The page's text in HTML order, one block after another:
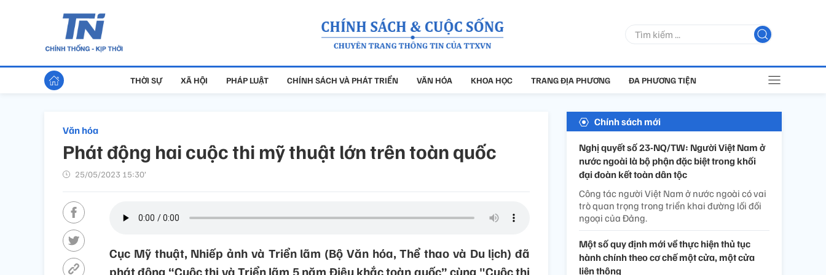
THỜI SỰ XÃ HỘI PHÁP LUẬT CHÍNH SÁCH VÀ PHÁT TRIỂN VĂN HÓA KHOA HỌC TRANG ĐỊA PHƯƠNG ĐA PHƯƠNG TIỆN
Văn hóa
Phát động hai cuộc thi mỹ thuật lớn trên toàn quốc
25/05/2023 15:30’
Cục Mỹ thuật, Nhiếp ảnh và Triển lãm (Bộ Văn hóa, Thể thao và Du lịch) đã
phát động “Cuộc thi và Triển lãm 5 năm Điêu khắc toàn quốc” cùng "Cuộc thi
Chính sách mới
Nghị quyết số 23-NQ/TW: Người Việt Nam ở
nước ngoài là bộ phận đặc biệt trong khối
đại đoàn kết toàn dân tộc
Công tác người Việt Nam ở nước ngoài có vai
trò quan trọng trong triển khai đường lối đối
ngoại của Đảng.
Một số quy định mới về thực hiện thủ tục
hành chính theo cơ chế một cửa, một cửa
liên thông